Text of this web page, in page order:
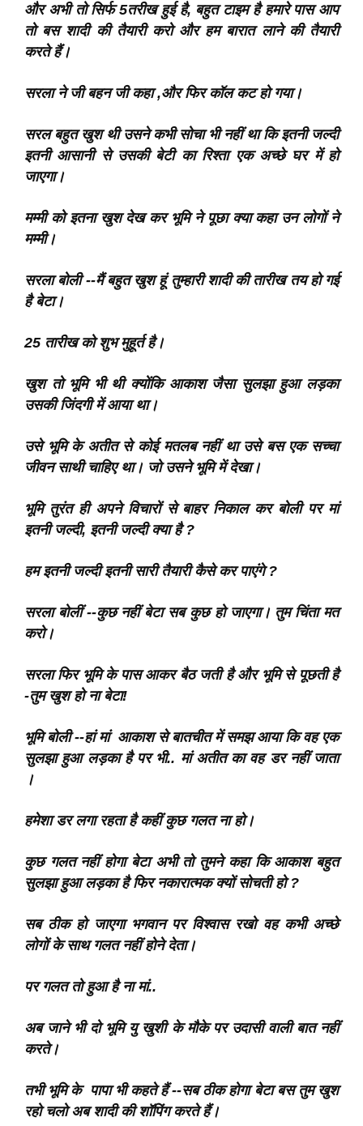
और अभी तो सिर्फ 5तरीख हुई है, बहुत टाइम है हमारे पास आप
तो बस शादी की तैयारी करो और हम बारात लाने की तैयारी
करते हैं।
सरला ने जी बहन जी कहा ,और फिर कॉल कट हो गया।
सरल बहुत खुश थी उसने कभी सोचा भी नहीं था कि इतनी जल्दी
इतनी आसानी से उसकी बेटी का रिश्ता एक अच्छे घर में हो
जाएगा।
मम्मी को इतना खुश देख कर भूमि ने पूछा क्या कहा उन लोगों ने
मम्मी।
सरला बोली --मैं बहुत खुश हूं तुम्हारी शादी की तारीख तय हो गई
है बेटा।
25 तारीख को शुभ मुहूर्त है।
खुश तो भूमि भी थी क्योंकि आकाश जैसा सुलझा हुआ लड़का
उसकी जिंदगी में आया था।
उसे भूमि के अतीत से कोई मतलब नहीं था उसे बस एक सच्चा
जीवन साथी चाहिए था। जो उसने भूमि में देखा।
भूमि तुरंत ही अपने विचारों से बाहर निकाल कर बोली पर मां
इतनी जल्दी, इतनी जल्दी क्या है ?
हम इतनी जल्दी इतनी सारी तैयारी कैसे कर पाएंगे ?
सरला बोलीं --कुछ नहीं बेटा सब कुछ हो जाएगा। तुम चिंता मत
करो।
सरला फिर भूमि के पास आकर बैठ जती है और भूमि से पूछती है
-तुम खुश हो ना बेटा!
भूमि बोली --हां मां आकाश से बातचीत में समझ आया कि वह एक
सुलझा हुआ लड़का है पर भी.. मां अतीत का वह डर नहीं जाता
।
हमेशा डर लगा रहता है कहीं कुछ गलत ना हो।
कुछ गलत नहीं होगा बेटा अभी तो तुमने कहा कि आकाश बहुत
सुलझा हुआ लड़का है फिर नकारात्मक क्यों सोचती हो ?
सब ठीक हो जाएगा भगवान पर विश्वास रखो वह कभी अच्छे
लोगों के साथ गलत नहीं होने देता।
पर गलत तो हुआ है ना मां..
अब जाने भी दो भूमि यु खुशी के मौके पर उदासी वाली बात नहीं
करते।
तभी भूमि के पापा भी कहते हैं --सब ठीक होगा बेटा बस तुम खुश
रहो चलो अब शादी की शॉपिंग करते हैं।